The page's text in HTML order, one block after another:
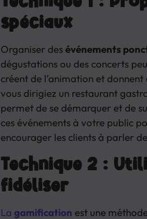
spéciaux
Organiser desévénements
dégustations ou des concerts
créent de l’animation et
vous dirigiez un restaurant
permet de se démarquer et de
ces événements à votre public
encourager les clients à parler
Technique 2 :
fidéliser
La gamification est une